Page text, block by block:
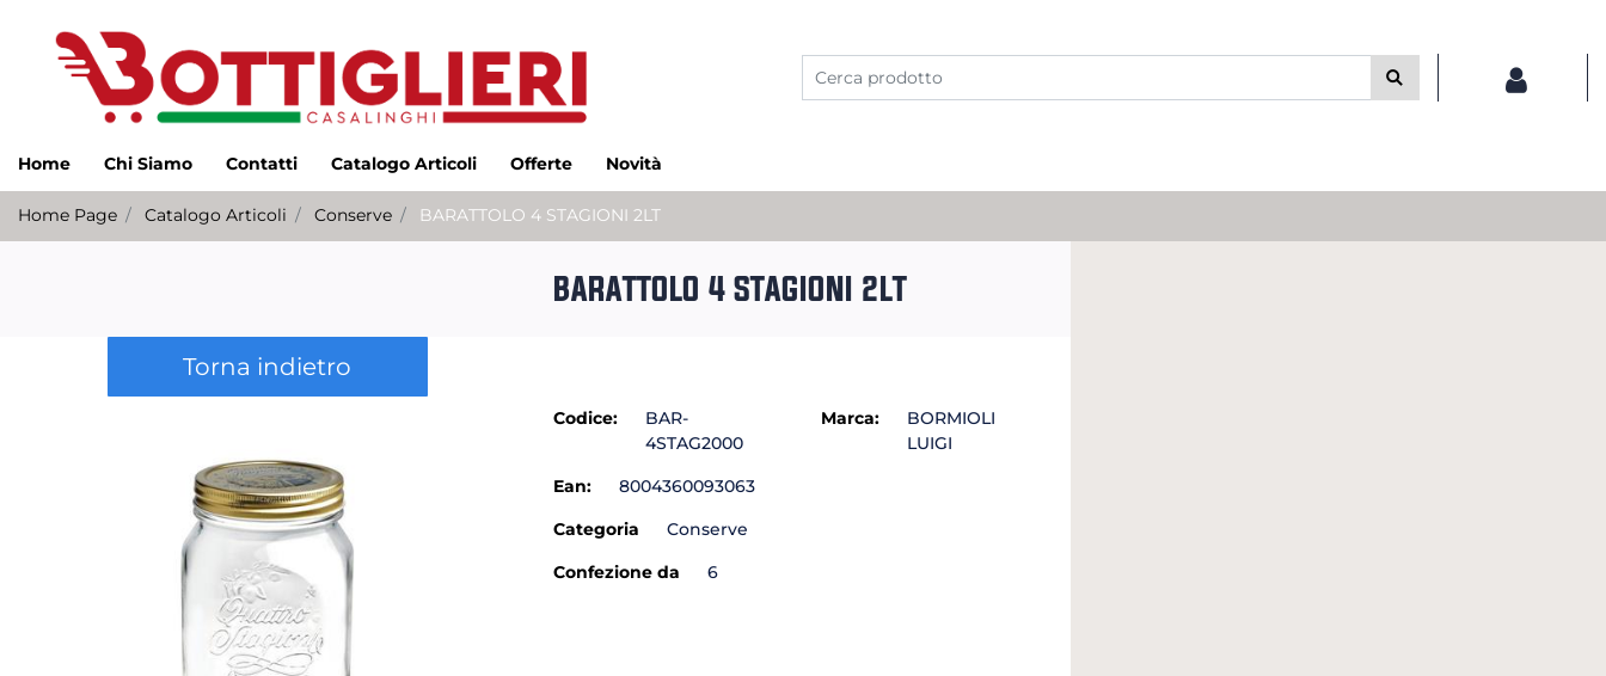
Home Chi Siamo Contatti Catalogo Articoli Offerte Novità
Home Page Catalogo Articoli Conserve BARATTOLO 4 STAGIONI 2LT
Torna indietro
BARATTOLO 4 STAGIONI 2LT
Codice:
BAR-
4STAG2000
Ean:
8004360093063
Categoria
Conserve
Confezione da
6
Marca:
BORMIOLI
LUIGI